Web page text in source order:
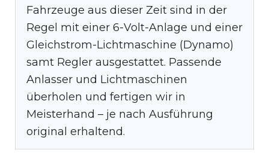
Fahrzeuge aus dieser Zeit sind in der
Regel mit einer 6-Volt-Anlage und einer
Gleichstrom-Lichtmaschine (Dynamo)
samt Regler ausgestattet. Passende
Anlasser und Lichtmaschinen
überholen und fertigen wir in
Meisterhand – je nach Ausführung
original erhaltend.